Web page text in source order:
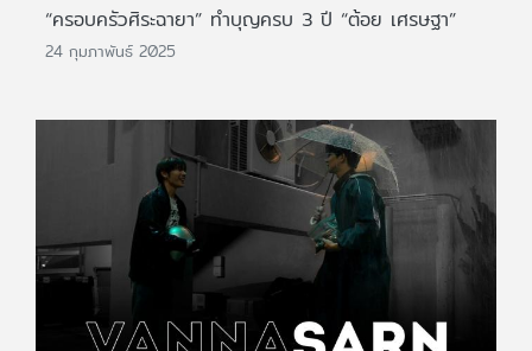
“ครอบครัวศิระฉายา” ทำบุญครบ 3 ปี “ต้อย เศรษฐา”
24 กุมภาพันธ์ 2025